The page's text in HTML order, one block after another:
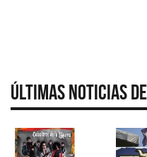
Últimas Noticias